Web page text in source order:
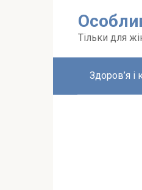
Тільки для
Здоров’я і